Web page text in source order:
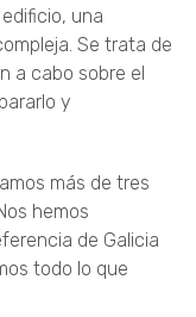
una
Se trata de
a cabo sobre el
y
más de tres
hemos
de Galicia
todo lo que